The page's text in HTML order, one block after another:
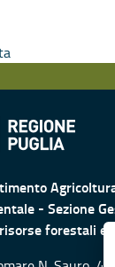
- Sezione
forestali e